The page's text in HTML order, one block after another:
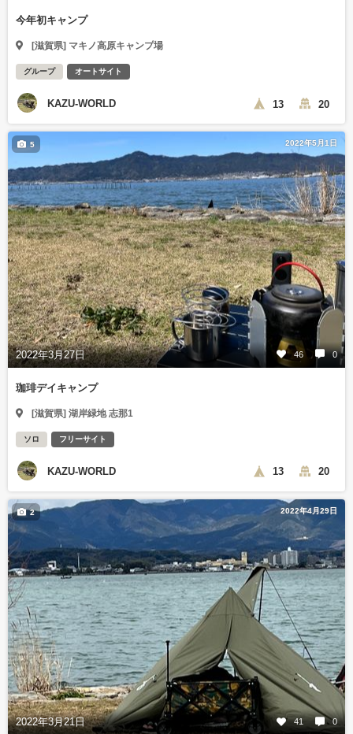
今年初キャンプ
[滋賀県] マキノ高原キャンプ場
グループ オートサイト
KAZU-WORLD 13 20
2022年5月1日
2022年3月27日 46 0
5
珈琲デイキャンプ
[滋賀県] 湖岸緑地 志那1
ソロ フリーサイト
KAZU-WORLD 13 20
2022年4月29日
2022年3月21日 41 0
2